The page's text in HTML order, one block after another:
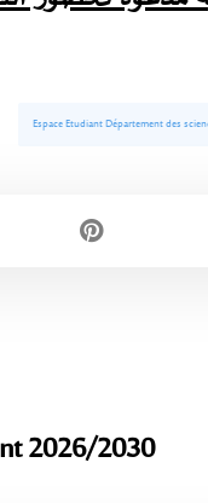
Espace Etudiant Département des
2026/2030